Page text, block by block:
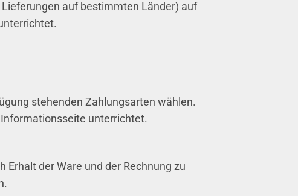
auf bestimmten Länder) auf
stehenden Zahlungsarten wählen.
unterrichtet.
Erhalt der Ware und der Rechnung zu